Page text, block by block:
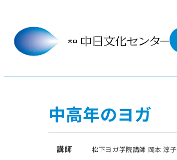
中高年のヨガ
講師 松下ヨガ学院講師 岡本 淳子